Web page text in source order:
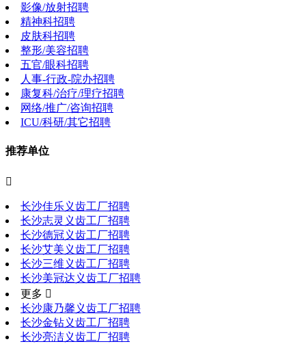
影像/放射招聘
精神科招聘
皮肤科招聘
整形/美容招聘
五官/眼科招聘
人事-行政-院办招聘
康复科/治疗/理疗招聘
网络/推广/咨询招聘
ICU/科研/其它招聘
推荐单位

长沙佳乐义齿工厂招聘
长沙志灵义齿工厂招聘
长沙德冠义齿工厂招聘
长沙艾美义齿工厂招聘
长沙三维义齿工厂招聘
长沙美冠达义齿工厂招聘
更多 
长沙康乃馨义齿工厂招聘
长沙金钻义齿工厂招聘
长沙亮洁义齿工厂招聘